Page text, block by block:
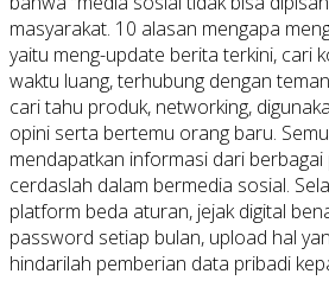
masyarakat. 10 alasan mengapa
yaitu meng-update berita terkini, cari
waktu luang, terhubung dengan
cari tahu produk, networking,
opini serta bertemu orang baru.
mendapatkan informasi dari
cerdaslah dalam bermedia sosial.
platform beda aturan, jejak digital
password setiap bulan, upload hal
hindarilah pemberian data pribadi